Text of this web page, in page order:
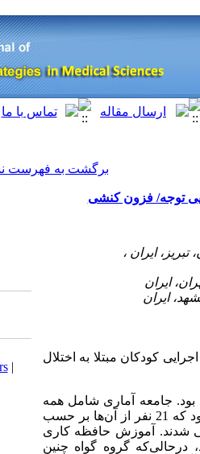
برگشت به فهرست
توجه/ فزون کنشی
کودکان مبتلا به اختلال
جامعه آماری شامل همه
کودکان با نارسایی توجه /فزون کنشی شهرستان کرج در طی سال تحصیلی 95-1394 بود که 21 نفر از آن‌ها بر حسب
شدند. آموزش حافظه کاری
شد، درحالی‌که گروه گواه چنین
|